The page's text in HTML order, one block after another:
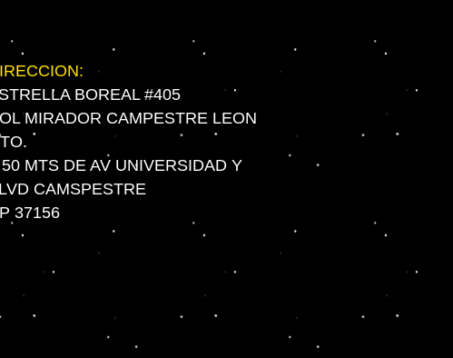
BOREAL #405
MIRADOR CAMPESTRE LEON
MTS DE AV UNIVERSIDAD Y
CAMSPESTRE
37156